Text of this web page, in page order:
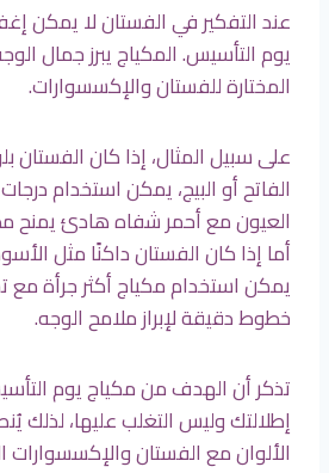
عند التفكير في الفستان لا يمكن
يوم التأسيس. المكياج يبرز جمال
المختارة للفستان والإكسسوارات.
على سبيل المثال، إذا كان الفستان
الفاتح أو البيج، يمكن استخدام
العيون مع أحمر شفاه هادئ يمنح
أما إذا كان الفستان داكنًا مثل
يمكن استخدام مكياج أكثر جرأة مع
خطوط دقيقة لإبراز ملامح الوجه.
تذكر أن الهدف من مكياج يوم
إطلالتك وليس التغلب عليها، لذلك
الألوان مع الفستان والإكسسوارات